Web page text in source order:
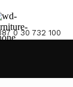
0 30 732 100